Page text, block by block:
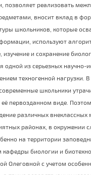
позволяет реализовать
вносит вклад в
школьников, которые
используют
и сохранение
одной из серьезных научно-
техногенной нагрузки.
школьники
первозданном виде.
различных внеклассных
районах, в окружении
на территории
кафедры биологии и
Олеговной с учетом